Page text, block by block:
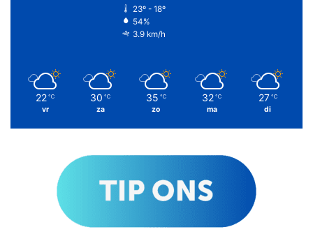
23º - 18º
54%
3.9 km/h
22 ℃
vr
30 ℃
za
35 ℃
zo
32 ℃
ma
27 ℃
di